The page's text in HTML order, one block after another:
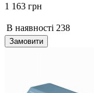
1 163 грн
В наявності 238
Замовити